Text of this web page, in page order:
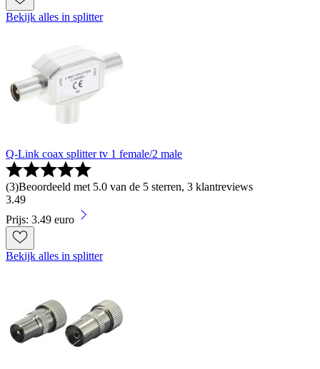
Bekijk alles in splitter
Q-Link coax splitter tv 1 female/2 male
(3)Beoordeeld met 5.0 van de 5 sterren, 3 klantreviews
3.49
Prijs: 3.49 euro
Bekijk alles in splitter